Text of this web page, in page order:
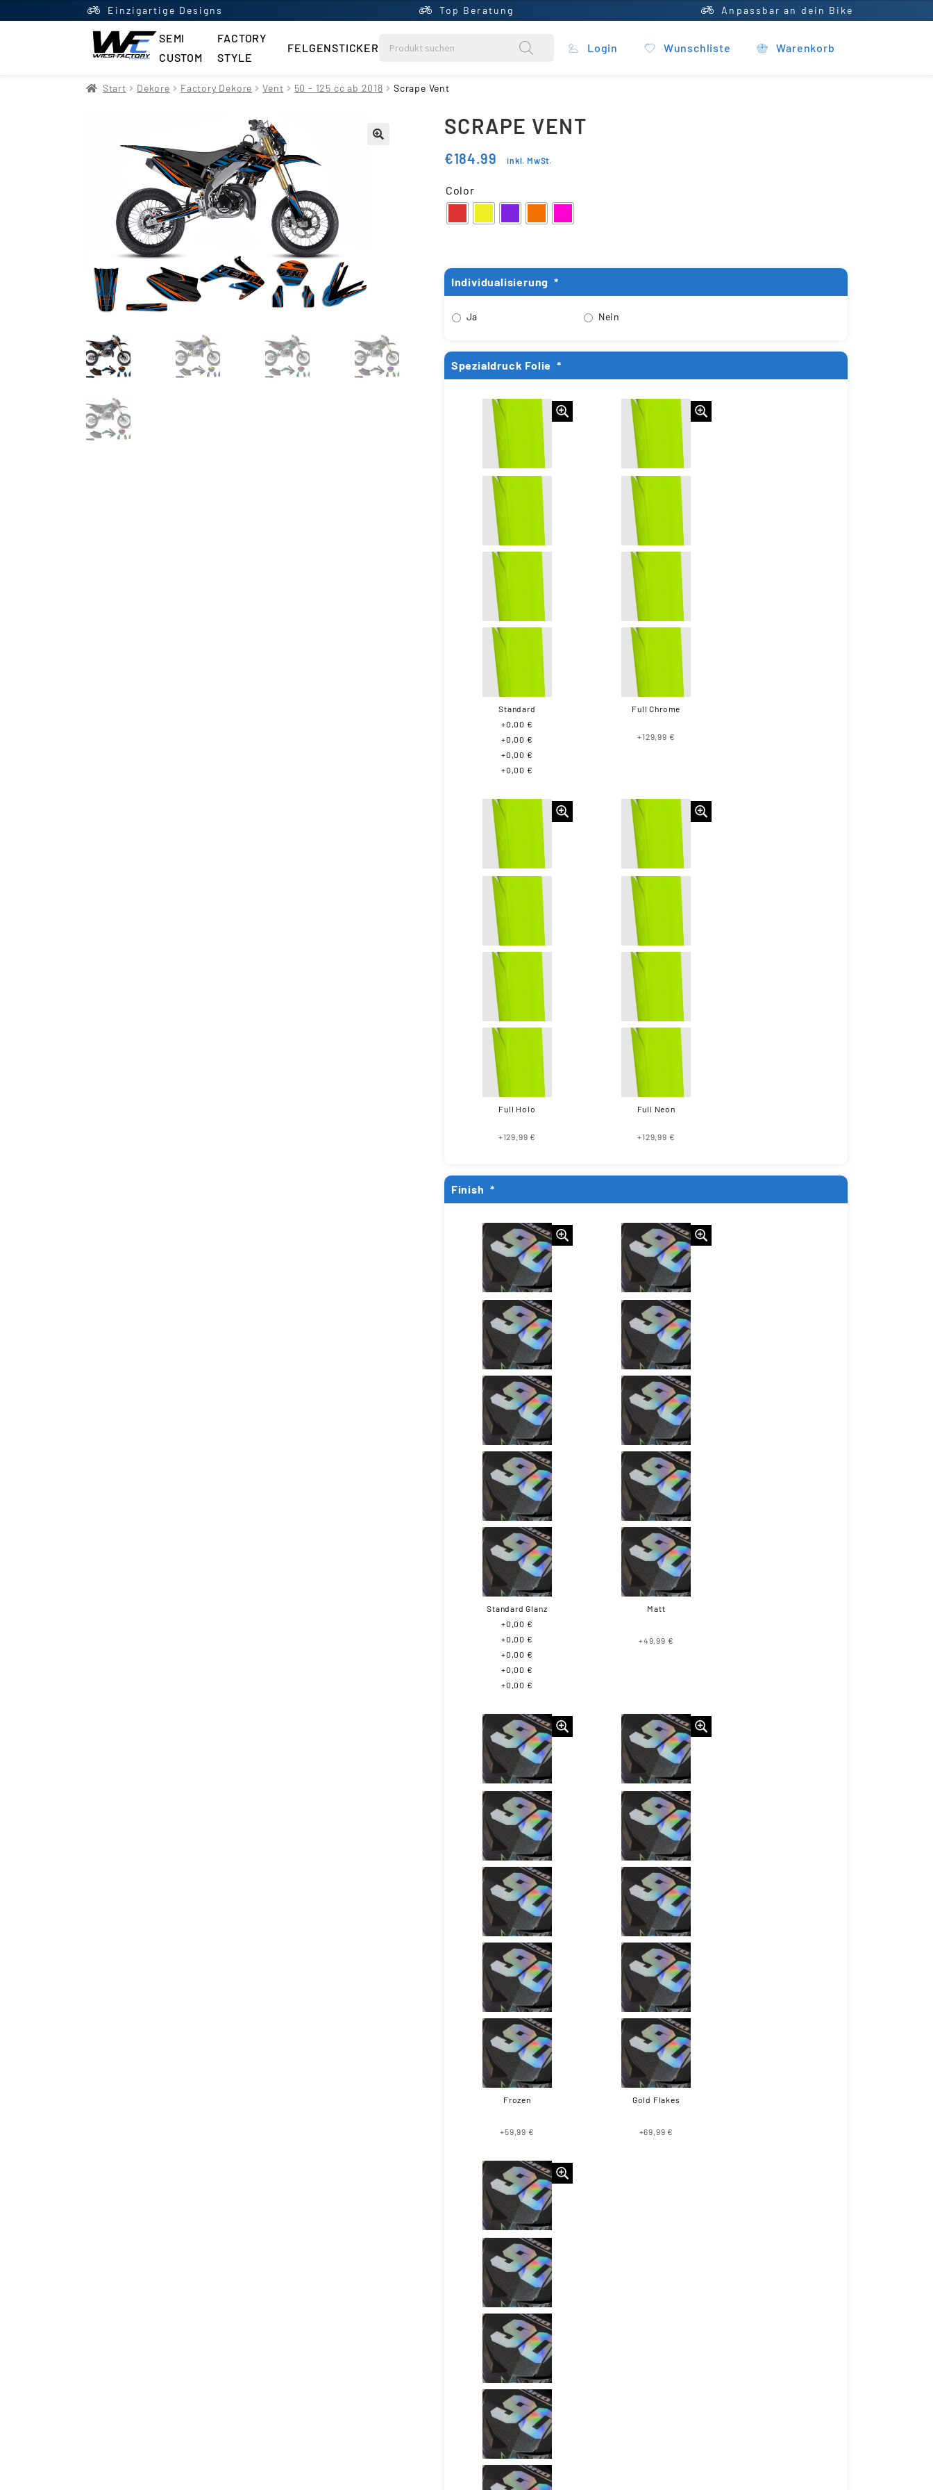
Einzigartige Designs Top Beratung Anpassbar an dein Bike
SEMI
CUSTOM
FACTORY
STYLE
FELGENSTICKER
StartAGB Datenschutzerklärung
Kasse Kontakt
Newsletter Shop Updraft Central
Vertrag widerrufen Warenkorb
Widerrufsbelehrung Wunschliste
Login Wunschliste Warenkorb
Start Dekore Factory Dekore Vent 50 - 125 cc ab 2018 Scrape Vent
SCRAPE VENT
€184.99 inkl. MwSt.
Color
Individualisierung *
Ja Nein
Spezialdruck Folie *
Standard
+0,00 €
+0,00 €
+0,00 €
+0,00 €
Full Chrome
+129,99 €
Full Holo
+129,99 €
Full Neon
+129,99 €
Finish *
Standard Glanz
+0,00 €
+0,00 €
+0,00 €
+0,00 €
+0,00 €
Matt
+49,99 €
Frozen
+59,99 €
Gold Flakes
+69,99 €